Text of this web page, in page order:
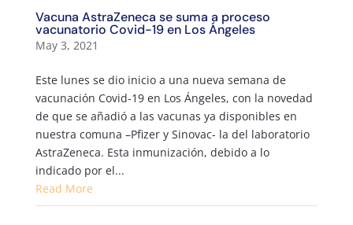
Vacuna AstraZeneca se suma a proceso
vacunatorio Covid-19 en Los Ángeles
May 3, 2021
Este lunes se dio inicio a una nueva semana de
vacunación Covid-19 en Los Ángeles, con la novedad
de que se añadió a las vacunas ya disponibles en
nuestra comuna –Pfizer y Sinovac- la del laboratorio
AstraZeneca. Esta inmunización, debido a lo
indicado por el...
Read More